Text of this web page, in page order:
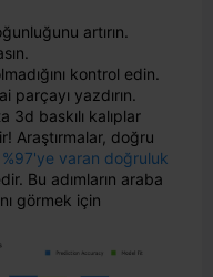
artırın.
kontrol edin.
parçayı yazdırın.
3d baskılı kalıplar
Araştırmalar, doğru
%97'ye varan doğruluk
Bu adımların araba
görmek için